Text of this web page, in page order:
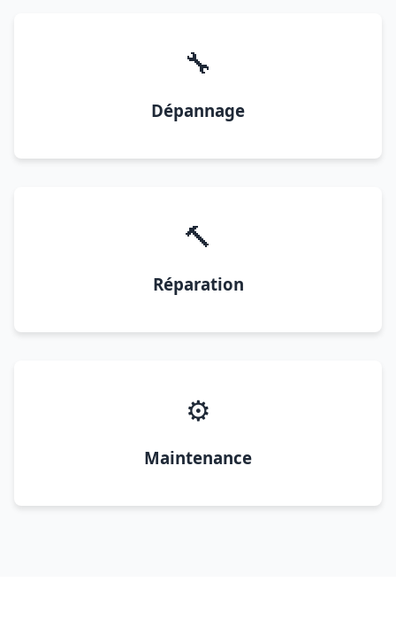
🔧
Dépannage
🔨
Réparation
⚙️
Maintenance